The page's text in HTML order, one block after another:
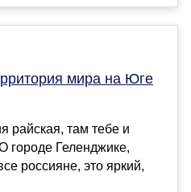
мира на Юге
райская, там тебе и
городе Геленджике,
россияне, это яркий,